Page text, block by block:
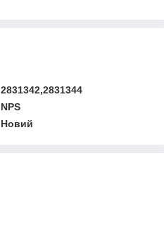
2831342,2831344
NPS
Новий